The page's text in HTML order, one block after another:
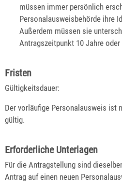
müssen immer persönlich
Personalausweisbehörde ihre
Außerdem müssen sie
Antragszeitpunkt 10 Jahre
Fristen
Gültigkeitsdauer:
Der vorläufige Personalausweis ist
gültig.
Erforderliche Unterlagen
Für die Antragstellung sind
Antrag auf einen neuen